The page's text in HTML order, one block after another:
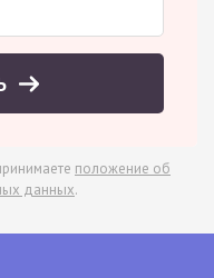
положение об
данных.